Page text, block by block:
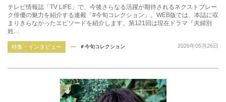
テレビ情報誌「TV LIFE」で、今後さらなる活躍が期待されるネクストブレー
ク俳優の魅力を紹介する連載「#今旬コレクション」。WEB版では、本誌に収
まりきらなかったエピソードを紹介します。第121回は現在ドラマ『夫婦別
姓…
2026年05月26日
特集・インタビュー ＃今旬コレクション